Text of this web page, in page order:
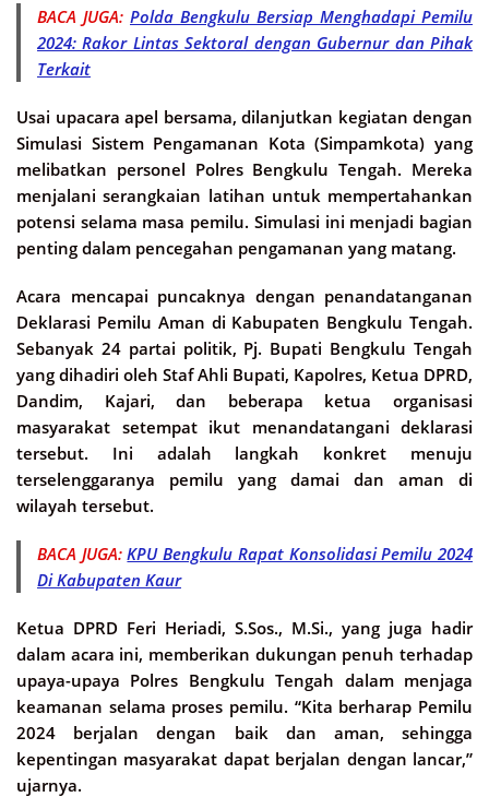
BACA JUGA: Polda Bengkulu Bersiap Menghadapi Pemilu
2024: Rakor Lintas Sektoral dengan Gubernur dan Pihak
Terkait
Usai upacara apel bersama, dilanjutkan kegiatan dengan
Simulasi Sistem Pengamanan Kota (Simpamkota) yang
melibatkan personel Polres Bengkulu Tengah. Mereka
menjalani serangkaian latihan untuk mempertahankan
potensi selama masa pemilu. Simulasi ini menjadi bagian
penting dalam pencegahan pengamanan yang matang.
Acara mencapai puncaknya dengan penandatanganan
Deklarasi Pemilu Aman di Kabupaten Bengkulu Tengah.
Sebanyak 24 partai politik, Pj. Bupati Bengkulu Tengah
yang dihadiri oleh Staf Ahli Bupati, Kapolres, Ketua DPRD,
Dandim, Kajari, dan beberapa ketua organisasi
masyarakat setempat ikut menandatangani deklarasi
tersebut. Ini adalah langkah konkret menuju
terselenggaranya pemilu yang damai dan aman di
wilayah tersebut.
BACA JUGA:KPU Bengkulu Rapat Konsolidasi Pemilu 2024
Di Kabupaten Kaur
Ketua DPRD Feri Heriadi, S.Sos., M.Si., yang juga hadir
dalam acara ini, memberikan dukungan penuh terhadap
upaya-upaya Polres Bengkulu Tengah dalam menjaga
keamanan selama proses pemilu. “Kita berharap Pemilu
2024 berjalan dengan baik dan aman, sehingga
kepentingan masyarakat dapat berjalan dengan lancar,”
ujarnya.